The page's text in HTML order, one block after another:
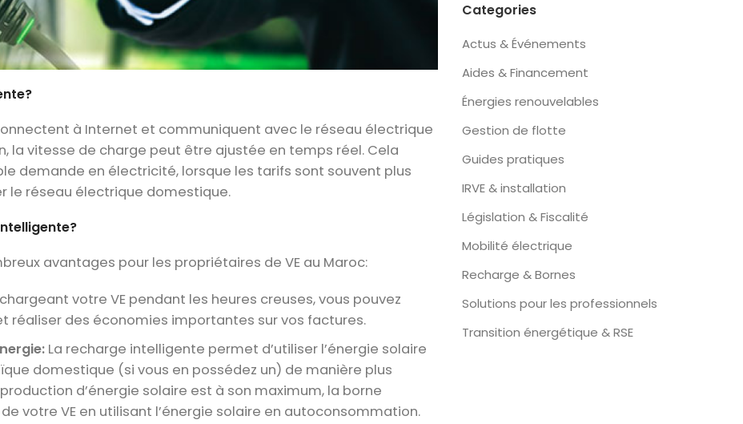
à Internet et communiquent avec le réseau électrique
la vitesse de charge peut être ajustée en temps réel. Cela
demande en électricité, lorsque les tarifs sont souvent plus
le réseau électrique domestique.
avantages pour les propriétaires de VE au Maroc:
votre VE pendant les heures creuses, vous pouvez
réaliser des économies importantes sur vos factures.
La recharge intelligente permet d’utiliser l’énergie solaire
domestique (si vous en possédez un) de manière plus
d’énergie solaire est à son maximum, la borne
votre VE en utilisant l’énergie solaire en autoconsommation.
Categories
Actus & Événements
Aides & Financement
Énergies renouvelables
Gestion de flotte
Guides pratiques
IRVE & installation
Législation & Fiscalité
Mobilité électrique
Recharge & Bornes
Solutions pour les professionnels
Transition énergétique & RSE